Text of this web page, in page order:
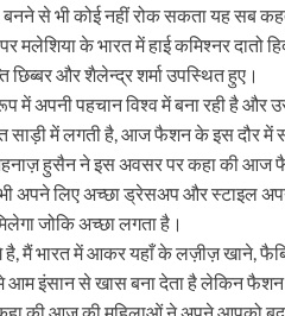
से भी कोई नहीं रोक सकता यह सब
के भारत में हाई ​​कमिश्नर दातो
छिब्बर और शैलेन्द्र शर्मा उपस्थित हुए।
अपनी पहचान विश्व में बना रही है और
साड़ी में लगती है, आज फैशन के इस दौर में
हुसैन ने इस अवसर पर कहा की आज
अपने लिए अच्छा ड्रेसअप और स्टाइल
जोकि अच्छा लगता है।
मैं भारत में आकर यहाँ के लज़ीज़ खाने,
इंसान से खास बना देता है लेकिन फैशन